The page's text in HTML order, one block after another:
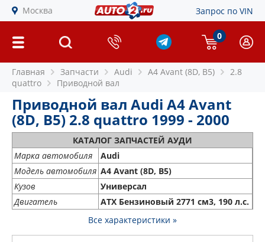
Москва Запрос по VIN
0
Главная Запчасти Audi A4 Avant (8D, B5)
2.8
quattro
Приводной вал
Приводной вал Audi A4 Avant
(8D, B5) 2.8 quattro 1999 - 2000
КАТАЛОГ ЗАПЧАСТЕЙ АУДИ
Марка автомобиля
Audi
Модель автомобиля A4 Avant (8D, B5)
Кузов
Универсал
Двигатель
ATX Бензиновый 2771 см3, 190 л.с.
Все характеристики »